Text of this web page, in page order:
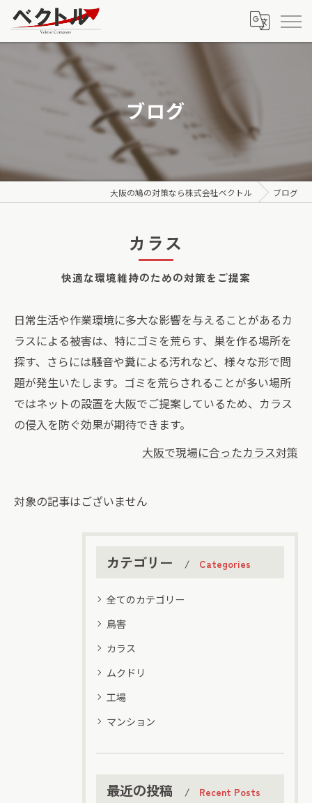
ブログ
大阪の鳩の対策なら株式会社ベクトル ブログ
カラス
快適な環境維持のための対策をご提案
日常生活や作業環境に多大な影響を与えることがあるカ
ラスによる被害は、特にゴミを荒らす、巣を作る場所を
探す、さらには騒音や糞による汚れなど、様々な形で問
題が発生いたします。ゴミを荒らされることが多い場所
ではネットの設置を大阪でご提案しているため、カラス
の侵入を防ぐ効果が期待できます。
大阪で現場に合ったカラス対策
対象の記事はございません
カテゴリー Categories
全てのカテゴリー
鳥害
カラス
ムクドリ
工場
マンション
最近の投稿 Recent Posts